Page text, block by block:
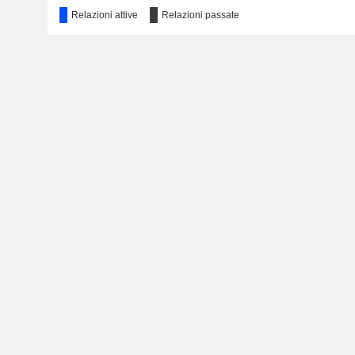
GNA Investment Ltd.
Relazioni attive Relazioni passate